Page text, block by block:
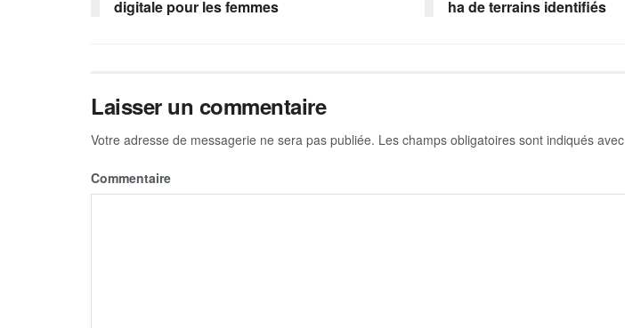
digitale pour les femmes
ha de terrains identifiés
Laisser un commentaire
Votre adresse de messagerie ne sera pas publiée. Les champs obligatoires sont indiqués avec
Commentaire